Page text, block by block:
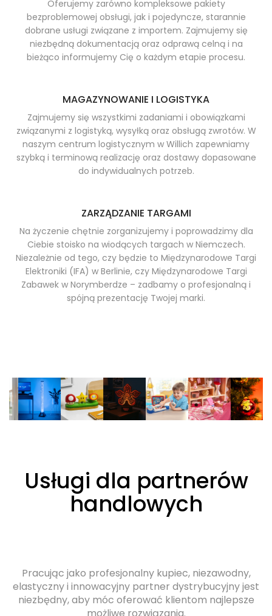
Oferujemy zarówno kompleksowe pakiety
bezproblemowej obsługi, jak i pojedyncze, starannie
dobrane usługi związane z importem. Zajmujemy się
niezbędną dokumentacją oraz odprawą celną i na
bieżąco informujemy Cię o każdym etapie procesu.
MAGAZYNOWANIE I LOGISTYKA
Zajmujemy się wszystkimi zadaniami i obowiązkami
związanymi z logistyką, wysyłką oraz obsługą zwrotów. W
naszym centrum logistycznym w Willich zapewniamy
szybką i terminową realizację oraz dostawy dopasowane
do indywidualnych potrzeb.
ZARZĄDZANIE TARGAMI
Na życzenie chętnie zorganizujemy i poprowadzimy dla
Ciebie stoisko na wiodących targach w Niemczech.
Niezależnie od tego, czy będzie to Międzynarodowe Targi
Elektroniki (IFA) w Berlinie, czy Międzynarodowe Targi
Zabawek w Norymberdze – zadbamy o profesjonalną i
spójną prezentację Twojej marki.
Usługi dla partnerów
handlowych
Pracując jako profesjonalny kupiec, niezawodny,
elastyczny i innowacyjny partner dystrybucyjny jest
niezbędny, aby móc oferować klientom najlepsze